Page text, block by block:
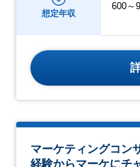
想定年収
600～
マーケティングコン
経験からマーケにチ